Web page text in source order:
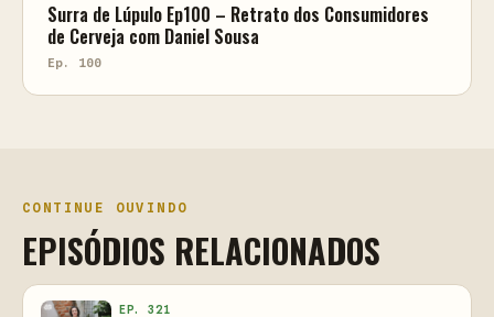
Surra de Lúpulo Ep100 – Retrato dos Consumidores
de Cerveja com Daniel Sousa
Ep. 100
CONTINUE OUVINDO
EPISÓDIOS RELACIONADOS
EP. 321